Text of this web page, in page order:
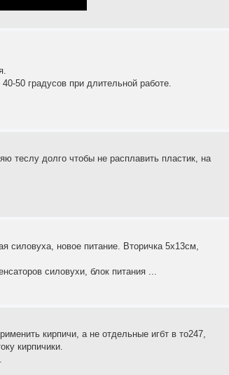
50 градусов при длительной работе.
теслу долго чтобы не расплавить пластик, на
силовуха, новое питание. Вторичка 5х13см,
силовухи, блок питания ...
кирпичи, а не отдельные игбт в то247,
кирпичики.